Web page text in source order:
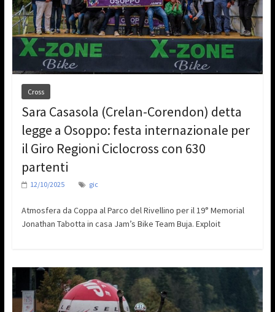
Cross
Sara Casasola (Crelan-Corendon) detta
legge a Osoppo: festa internazionale per
il Giro Regioni Ciclocross con 630
partenti
12/10/2025 gic
Atmosfera da Coppa al Parco del Rivellino per il 19° Memorial
Jonathan Tabotta in casa Jam’s Bike Team Buja. Exploit